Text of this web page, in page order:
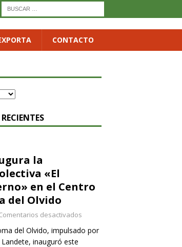
CONTACTO
la
«El
en el Centro
del Olvido
desactivados
del Olvido, impulsado por
inauguró este